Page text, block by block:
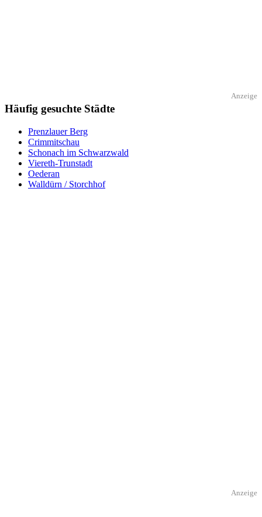
Anzeige
Häufig gesuchte Städte
Prenzlauer Berg
Crimmitschau
Schonach im Schwarzwald
Viereth-Trunstadt
Oederan
Walldürn / Storchhof
Anzeige